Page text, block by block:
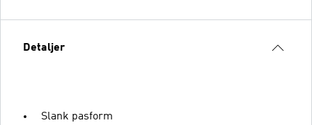
Detaljer
Slank pasform